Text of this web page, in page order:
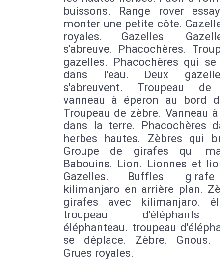
buissons. Range rover
monter une petite côte.
royales. Gazelles.
s'abreuve. Phacochères.
gazelles. Phacochères qui
dans l'eau. Deux
s'abreuvent. Troupeau de
vanneau à éperon au bord
Troupeau de zèbre. Vanneau
dans la terre. Phacochères
herbes hautes. Zèbres qui
Groupe de girafes qui
Babouins. Lion. Lionnes et
Gazelles. Buffles.
kilimanjaro en arrière plan.
girafes avec kilimanjaro.
troupeau
éléphanteau. troupeau
se déplace. Zèbre. Gnous.
Grues royales.